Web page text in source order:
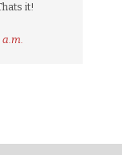
it!
a.m.